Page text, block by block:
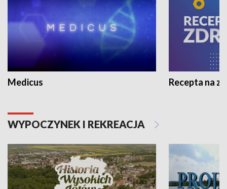
Medicus Recepta na
WYPOCZYNEK I REKREACJA